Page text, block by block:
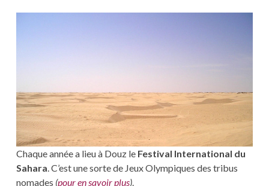
Chaque année a lieu à Douz le Festival International du
Sahara. C’est une sorte de Jeux Olympiques des tribus
nomades (pour en savoir plus).